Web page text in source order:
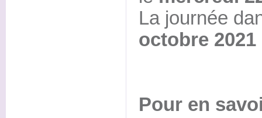
La journée
octobre 2021
Pour en